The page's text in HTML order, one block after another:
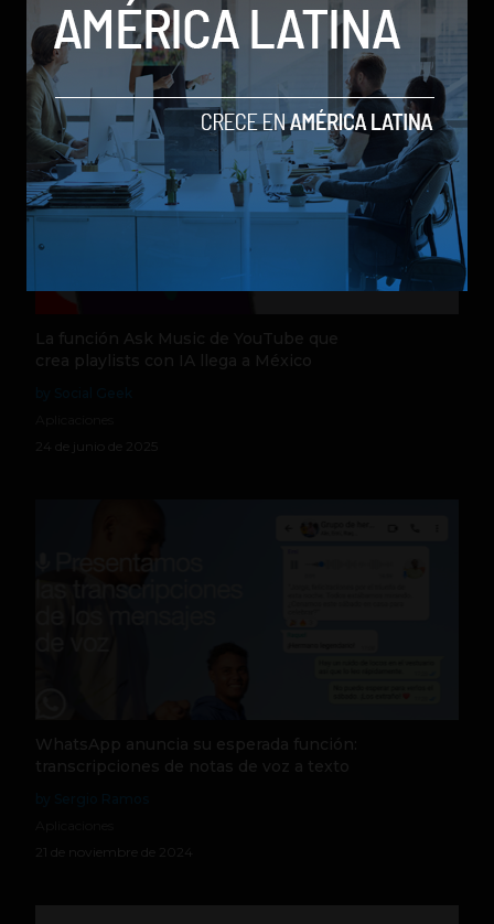
Relacionados
La función Ask Music de YouTube que
crea playlists con IA llega a México
24 de junio de 2025
WhatsApp anuncia su esperada función:
transcripciones de notas de voz a texto
21 de noviembre de 2024